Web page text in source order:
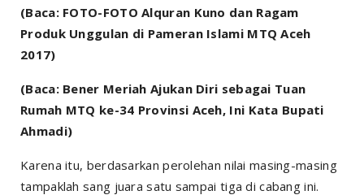
(Baca: FOTO-FOTO Alquran Kuno dan Ragam
Produk Unggulan di Pameran Islami MTQ Aceh
2017)
(Baca: Bener Meriah Ajukan Diri sebagai Tuan
Rumah MTQ ke-34 Provinsi Aceh, Ini Kata Bupati
Ahmadi)
Karena itu, berdasarkan perolehan nilai masing-masing
tampaklah sang juara satu sampai tiga di cabang ini.